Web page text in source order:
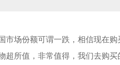
市场份额可谓一跌，相信现在
超所值，非常值得，我们去购